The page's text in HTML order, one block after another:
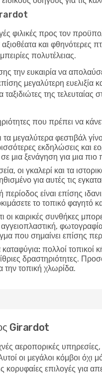
φιλικές προς τον
και φθηνότερες
πολυτέλειας.
την ευκαιρία να
μεγαλύτερη
ταξιδιώτες της
που πρέπει να
τα μεγαλύτερα φεστιβάλ
εκδηλώσεις και
μια ξενάγηση για μια
οι γκαλερί και τα
για αυτές τις
περίοδος είναι επίσης
το τοπικό φαγητό
οι καιρικές συνθήκες
που σημαίνει επίσης
πολλοί τοπικοί
δραστηριότητες.
την τοπική χλωρίδα.
Girardot
αεροπορικές υπηρεσίες,
οι μεγάλοι κόμβοι
κορυφαίες επιλογές για